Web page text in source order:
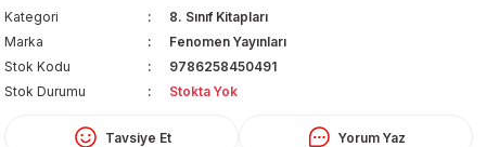
Kategori
8. Sınıf Kitapları
Marka
Fenomen Yayınları
Stok Kodu
9786258450491
Stok Durumu
Stokta Yok
Tavsiye Et Yorum Yaz